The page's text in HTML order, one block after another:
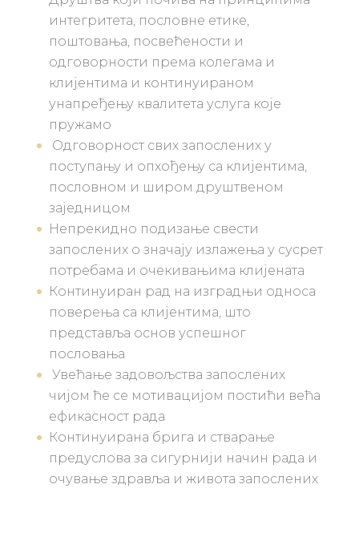
интегритета, пословне етике,
поштовања, посвећености и
одговорности према колегама и
клијентима и континуираном
унапређењу квалитета услуга које
пружамо
Одговорност свих запослених у
поступању и опхођењу са клијентима,
пословном и широм друштвеном
заједницом
Непрекидно подизање свести
запослених о значају излажења у сусрет
потребама и очекивањима клијената
Континуиран рад на изградњи односа
поверења са клијентима, што
представља основ успешног
пословања
Увећање задовољства запослених
чијом ће се мотивацијом постићи већа
ефикасност рада
Континуирана брига и стварање
предуслова за сигурнији начин рада и
очување здравља и живота запослених